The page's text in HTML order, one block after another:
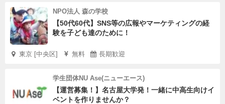
NPO法人 森の学校
【50代60代】SNS等の広報やマーケティングの経
験を子ども達のために！
東京 [中央区] 無料 長期歓迎
学生団体NU Ase(ニューエース)
【運営募集！】名古屋大学発！一緒に中高生向けイ
ベントを作りませんか？